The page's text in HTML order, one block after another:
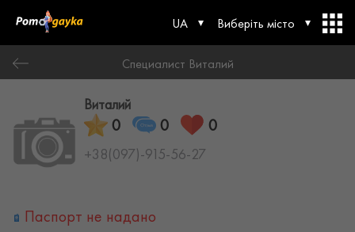
UA Виберіть місто
Специалист Виталий
Виталий
0 0 0
+38(097)-915-56-27
Паспорт не надано